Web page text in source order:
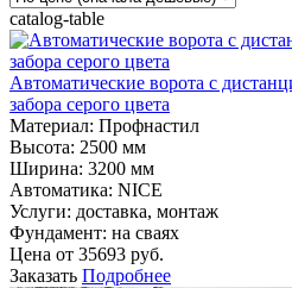
catalog-table
Автоматические ворота с
забора серого цвета
Материал: Профнастил
Высота: 2500 мм
Ширина: 3200 мм
Автоматика: NICE
Услуги: доставка, монтаж
Фундамент: на сваях
Цена от 35693 руб.
Заказать Подробнее